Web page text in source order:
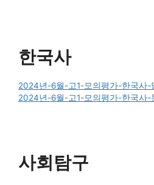
한국사
2024년-6월-고1-모의평가-한국사-
2024년-6월-고1-모의평가-한국사-
사회탐구